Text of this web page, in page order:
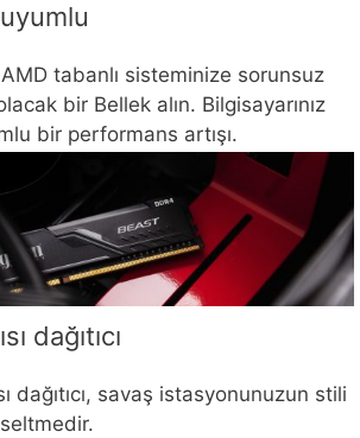
tabanlı sisteminize sorunsuz
bir Bellek alın. Bilgisayarınız
bir performans artışı.
dağıtıcı
dağıtıcı, savaş istasyonunuzun stili